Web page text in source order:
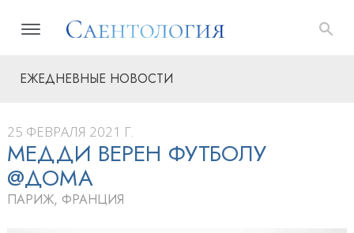
ЕЖЕДНЕВНЫЕ НОВОСТИ
25 ФЕВРАЛЯ 2021 Г.
МЕДДИ ВЕРЕН ФУТБОЛУ
@ДОМА
ПАРИЖ, ФРАНЦИЯ